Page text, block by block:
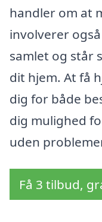
handler om at
involverer
samlet og står
dit hjem. At få
dig for både
dig mulighed
uden
Få 3 tilbud,